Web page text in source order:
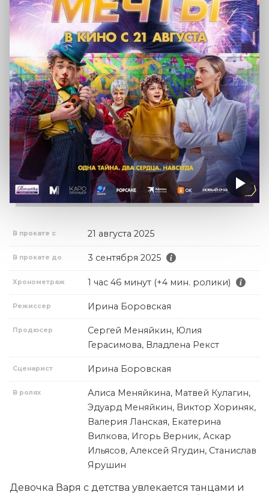
В прокате с 21 августа 2025
В прокате до 3 сентября 2025
Хронометраж 1 час 46 минут (+4 мин. ролики)
Режиссер Ирина Боровская
Продюсер
Сергей Меняйкин, Юлия
Герасимова, Владлена Рекст
Сценарист Ирина Боровская
В ролях
Алиса Меняйкина, Матвей Кулагин,
Эдуард Меняйкин, Виктор Хориняк,
Валерия Ланская, Екатерина
Вилкова, Игорь Верник, Аскар
Ильясов, Алексей Ягудин, Станислав
Ярушин
Девочка Варя с детства увлекается танцами и